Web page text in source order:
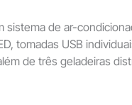
sistema de ar-
tomadas USB
de três geladeiras